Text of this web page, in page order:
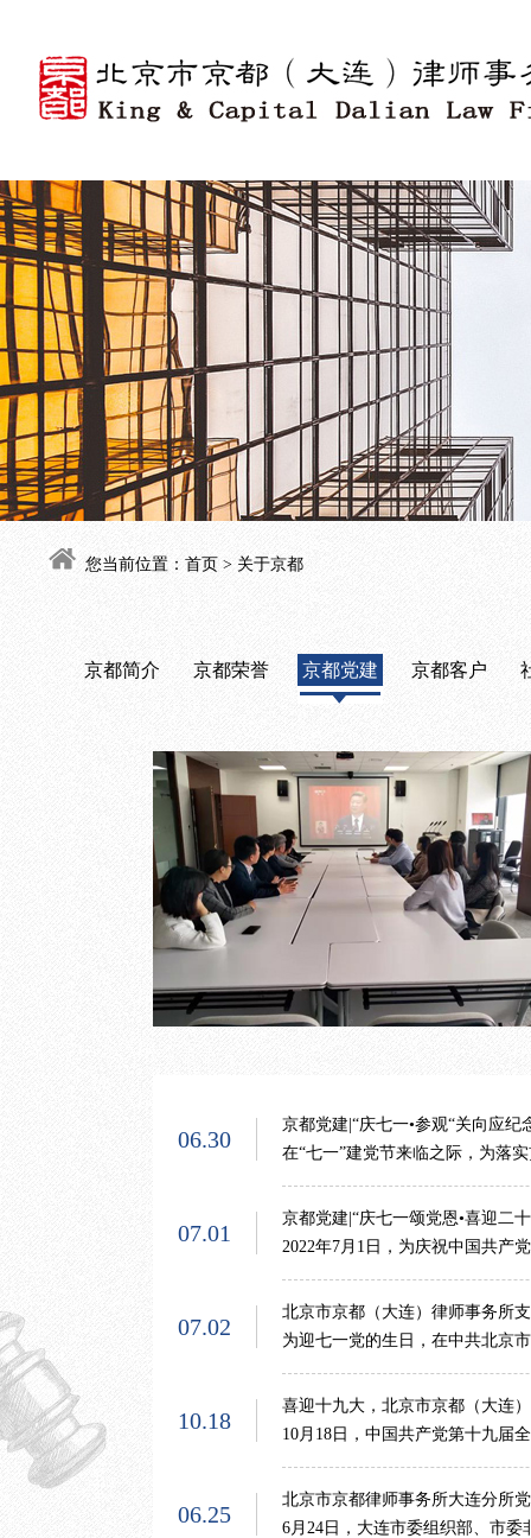
您当前位置： 首页 > 关于京都
京都简介 京都荣誉 京都党建 京都客户
06.30
京都党建|“庆七一•参观“关向应纪
在“七一”建党节来临之际，为落
07.01
京都党建|“庆七一颂党恩•喜迎二
2022年7月1日，为庆祝中国共产
07.02
北京市京都（大连）律师事务所
为迎七一党的生日，在中共北京
10.18
喜迎十九大，北京市京都（大连
10月18日，中国共产党第十九届
06.25
北京市京都律师事务所大连分所
6月24日，大连市委组织部、市